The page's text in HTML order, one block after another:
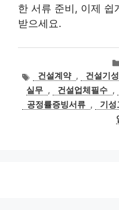
한 서류 준비, 이제 쉽
받으세요.
태
그
건설계약 , 건설기
실무 , 건설업체필수 ,
공정률증빙서류 , 기성